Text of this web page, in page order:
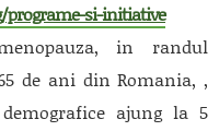
si-initiative
in randul
de ani din Romania, ,
ajung la 5